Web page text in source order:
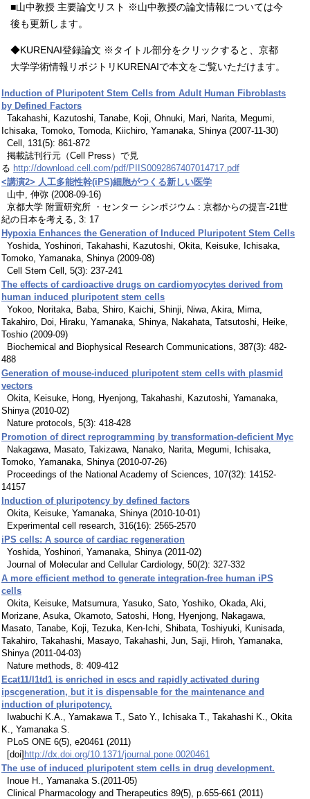
■山中教授 主要論文リスト ※山中教授の論文情報については今
後も更新します。
◆KURENAI登録論文 ※タイトル部分をクリックすると、京都
大学学術情報リポジトリKURENAIで本文をご覧いただけます。
Induction of Pluripotent Stem Cells from Adult Human Fibroblasts
by Defined Factors
Takahashi, Kazutoshi, Tanabe, Koji, Ohnuki, Mari, Narita, Megumi,
Ichisaka, Tomoko, Tomoda, Kiichiro, Yamanaka, Shinya (2007-11-30)
Cell, 131(5): 861-872
掲載誌刊行元（Cell Press）で見
る http://download.cell.com/pdf/PIIS0092867407014717.pdf
<講演2> 人工多能性幹(iPS)細胞がつくる新しい医学
山中, 伸弥 (2008-09-16)
京都大学 附置研究所 ・センター シンポジウム : 京都からの提言-21世
紀の日本を考える, 3: 17
Hypoxia Enhances the Generation of Induced Pluripotent Stem Cells
Yoshida, Yoshinori, Takahashi, Kazutoshi, Okita, Keisuke, Ichisaka,
Tomoko, Yamanaka, Shinya (2009-08)
Cell Stem Cell, 5(3): 237-241
The effects of cardioactive drugs on cardiomyocytes derived from
human induced pluripotent stem cells
Yokoo, Noritaka, Baba, Shiro, Kaichi, Shinji, Niwa, Akira, Mima,
Takahiro, Doi, Hiraku, Yamanaka, Shinya, Nakahata, Tatsutoshi, Heike,
Toshio (2009-09)
Biochemical and Biophysical Research Communications, 387(3): 482-
488
Generation of mouse-induced pluripotent stem cells with plasmid
vectors
Okita, Keisuke, Hong, Hyenjong, Takahashi, Kazutoshi, Yamanaka,
Shinya (2010-02)
Nature protocols, 5(3): 418-428
Promotion of direct reprogramming by transformation-deficient Myc
Nakagawa, Masato, Takizawa, Nanako, Narita, Megumi, Ichisaka,
Tomoko, Yamanaka, Shinya (2010-07-26)
Proceedings of the National Academy of Sciences, 107(32): 14152-
14157
Induction of pluripotency by defined factors
Okita, Keisuke, Yamanaka, Shinya (2010-10-01)
Experimental cell research, 316(16): 2565-2570
iPS cells: A source of cardiac regeneration
Yoshida, Yoshinori, Yamanaka, Shinya (2011-02)
Journal of Molecular and Cellular Cardiology, 50(2): 327-332
A more efficient method to generate integration-free human iPS
cells
Okita, Keisuke, Matsumura, Yasuko, Sato, Yoshiko, Okada, Aki,
Morizane, Asuka, Okamoto, Satoshi, Hong, Hyenjong, Nakagawa,
Masato, Tanabe, Koji, Tezuka, Ken-Ichi, Shibata, Toshiyuki, Kunisada,
Takahiro, Takahashi, Masayo, Takahashi, Jun, Saji, Hiroh, Yamanaka,
Shinya (2011-04-03)
Nature methods, 8: 409-412
Ecat11/l1td1 is enriched in escs and rapidly activated during
ipscgeneration, but it is dispensable for the maintenance and
induction of pluripotency.
Iwabuchi K.A., Yamakawa T., Sato Y., Ichisaka T., Takahashi K., Okita
K., Yamanaka S.
PLoS ONE 6(5), e20461 (2011)
[doi]http://dx.doi.org/10.1371/journal.pone.0020461
The use of induced pluripotent stem cells in drug development.
Inoue H., Yamanaka S.(2011-05)
Clinical Pharmacology and Therapeutics 89(5), p.655-661 (2011)